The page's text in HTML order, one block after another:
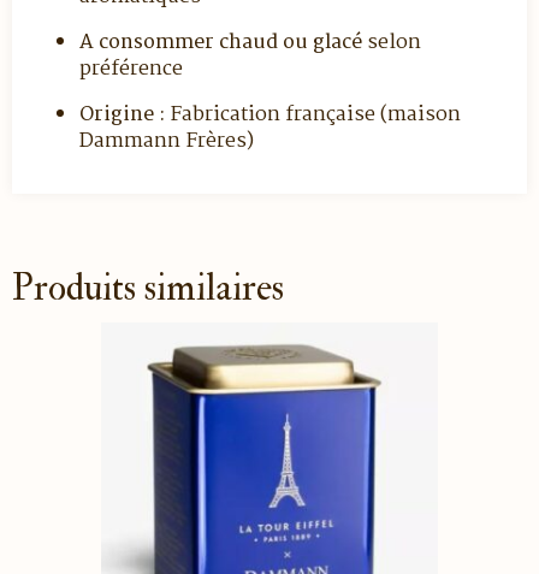
A consommer chaud ou glacéselon
préférence
Origine : Fabrication française (maison
Dammann Frères)
Produits similaires